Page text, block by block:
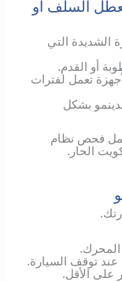
لتعطل السلف أو
الشديدة التي
أو القدم.
تعمل لفترات
بشكل
فحص نظام
الحار.
المحرك.
عند توقف السيارة.